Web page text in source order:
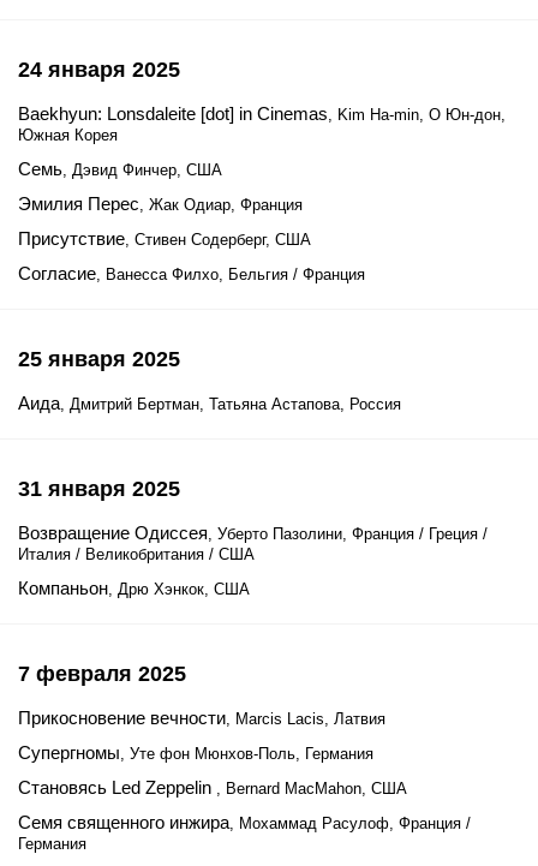
24 января 2025
Baekhyun: Lonsdaleite [dot] in Cinemas, Kim Ha-min, О Юн-дон,
Южная Корея
Семь, Дэвид Финчер, США
Эмилия Перес, Жак Одиар, Франция
Присутствие, Стивен Содерберг, США
Согласие, Ванесса Филхо, Бельгия / Франция
25 января 2025
Аида, Дмитрий Бертман, Татьяна Астапова, Россия
31 января 2025
Возвращение Одиссея, Уберто Пазолини, Франция / Греция /
Италия / Великобритания / США
Компаньон, Дрю Хэнкок, США
7 февраля 2025
Прикосновение вечности, Marcis Lacis, Латвия
Супергномы, Уте фон Мюнхов-Поль, Германия
Становясь Led Zeppelin , Bernard MacMahon, США
Семя священного инжира, Мохаммад Расулоф, Франция /
Германия